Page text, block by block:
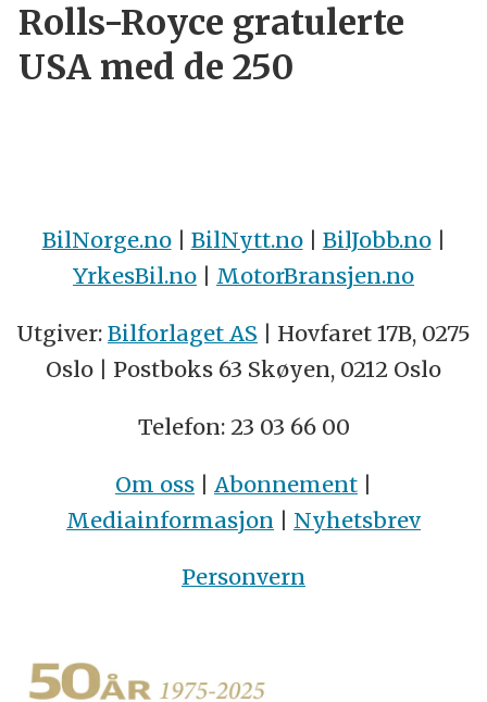
Rolls-Royce gratulerte
USA med de 250
BilNorge.no| BilNytt.no| BilJobb.no|
YrkesBil.no | MotorBransjen.no
Utgiver: Bilforlaget AS | Hovfaret 17B, 0275
Oslo | Postboks 63 Skøyen, 0212 Oslo
Telefon: 23 03 66 00
Om oss | Abonnement |
Mediainformasjon | Nyhetsbrev
Personvern